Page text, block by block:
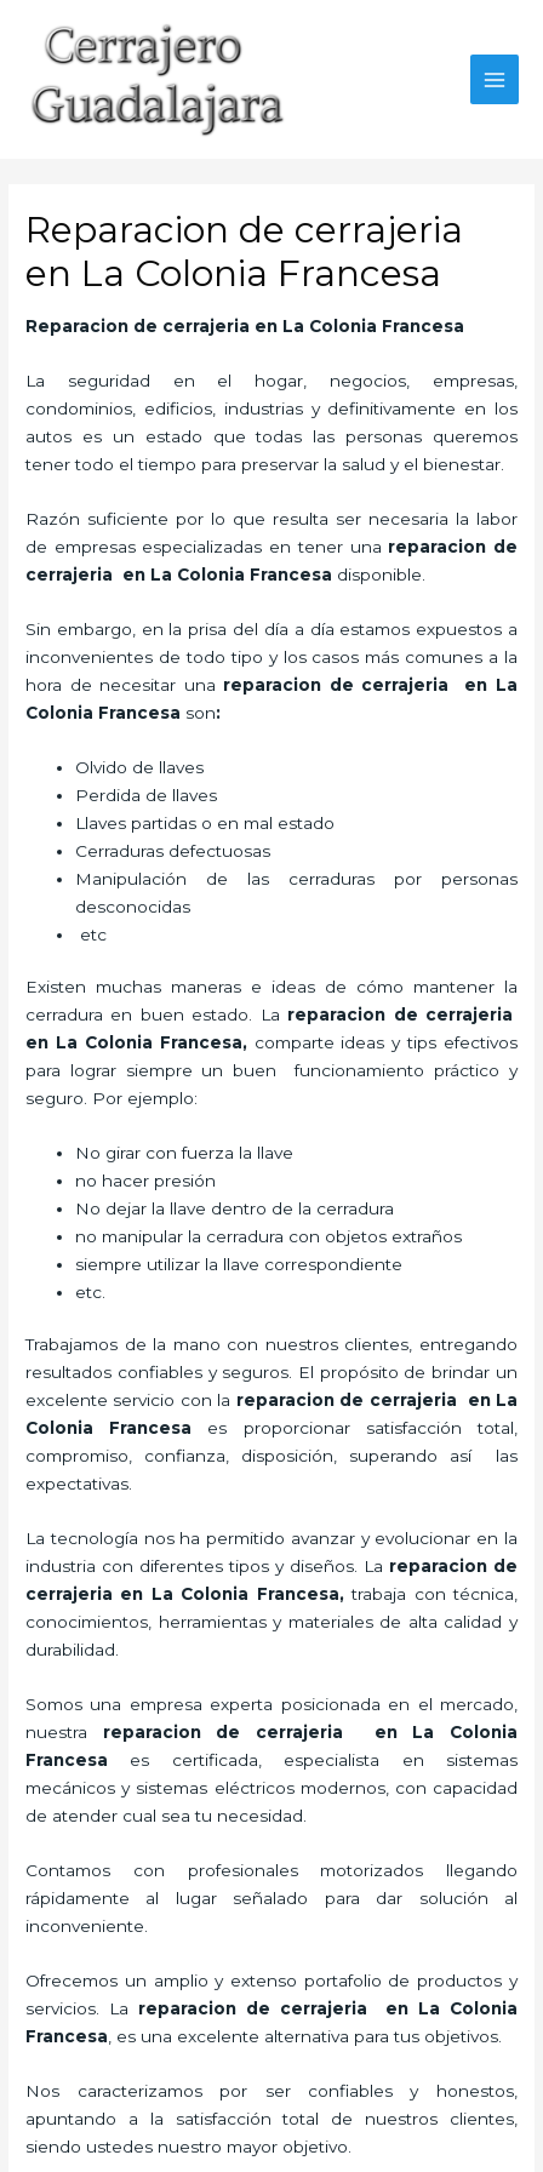
contenido
Reparacion de cerrajeria
en La Colonia Francesa
Reparacion de cerrajeria en La Colonia Francesa
La seguridad en el hogar, negocios, empresas,
condominios, edificios, industrias y definitivamente en los
autos es un estado que todas las personas queremos
tener todo el tiempo para preservar la salud y el bienestar.
Razón suficiente por lo que resulta ser necesaria la labor
de empresas especializadas en tener una reparacion de
cerrajeria en La Colonia Francesa disponible.
Sin embargo, en la prisa del día a día estamos expuestos a
inconvenientes de todo tipo y los casos más comunes a la
hora de necesitar una reparacion de cerrajeria en La
Colonia Francesa son:
Olvido de llaves
Perdida de llaves
Llaves partidas o en mal estado
Cerraduras defectuosas
Manipulación de las cerraduras por personas
desconocidas
etc
Existen muchas maneras e ideas de cómo mantener la
cerradura en buen estado. La reparacion de cerrajeria
en La Colonia Francesa, comparte ideas y tips efectivos
para lograr siempre un buen funcionamiento práctico y
seguro. Por ejemplo:
No girar con fuerza la llave
no hacer presión
No dejar la llave dentro de la cerradura
no manipular la cerradura con objetos extraños
siempre utilizar la llave correspondiente
etc.
Trabajamos de la mano con nuestros clientes, entregando
resultados confiables y seguros. El propósito de brindar un
excelente servicio con la reparacion de cerrajeria en La
Colonia Francesa es proporcionar satisfacción total,
compromiso, confianza, disposición, superando así las
expectativas.
La tecnología nos ha permitido avanzar y evolucionar en la
industria con diferentes tipos y diseños. La reparacion de
cerrajeria en La Colonia Francesa,trabaja con técnica,
conocimientos, herramientas y materiales de alta calidad y
durabilidad.
Somos una empresa experta posicionada en el mercado,
nuestra reparacion de cerrajeria en La Colonia
Francesa es certificada, especialista en sistemas
mecánicos y sistemas eléctricos modernos, con capacidad
de atender cual sea tu necesidad.
Contamos con profesionales motorizados llegando
rápidamente al lugar señalado para dar solución al
inconveniente.
Ofrecemos un amplio y extenso portafolio de productos y
servicios. La reparacion de cerrajeria en La Colonia
Francesa , es una excelente alternativa para tus objetivos.
Nos caracterizamos por ser confiables y honestos,
apuntando a la satisfacción total de nuestros clientes,
siendo ustedes nuestro mayor objetivo.